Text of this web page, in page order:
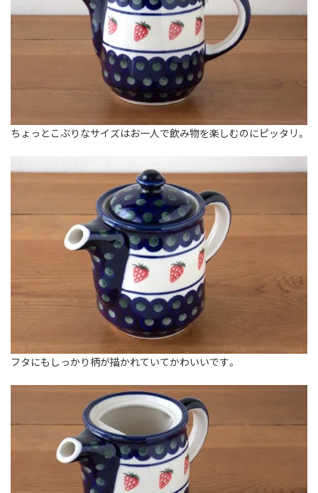
ちょっとこぶりなサイズはお一人で飲み物を楽しむのにピッタリ。
フタにもしっかり柄が描かれていてかわいいです。